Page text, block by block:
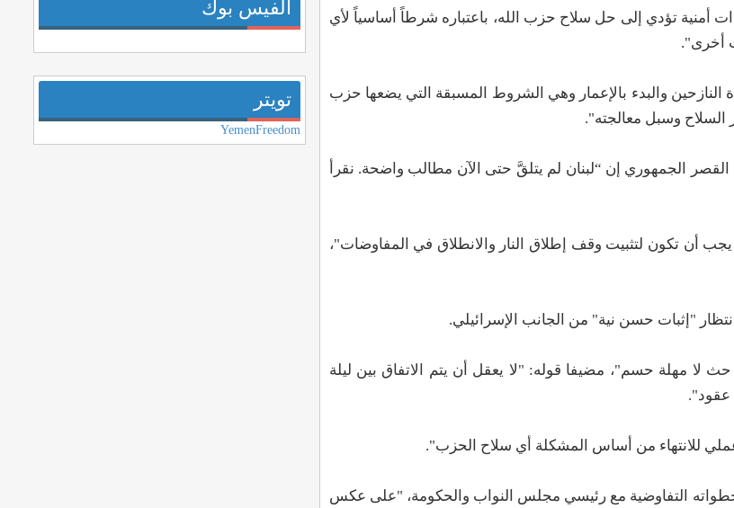
أمنية تؤدي إلى حل سلاح حزب الله، باعتباره شرطاً أساسياً لأي
أخرى".
والبدء بالإعمار وهي الشروط المسبقة التي يضعها حزب
السلاح وسبل معالجته".
القصر الجمهوري إن “لبنان لم يتلقَّ حتى الآن مطالب واضحة. نقرأ
أن تكون لتثبيت وقف إطلاق النار والانطلاق في المفاوضات"،
"إثبات حسن نية" من الجانب الإسرائيلي.
لا مهلة حسم"، مضيفا قوله: "لا يعقل أن يتم الاتفاق بين ليلة
عقود".
للانتهاء من أساس المشكلة أي سلاح الحزب".
خطواته التفاوضية مع رئيسي مجلس النواب والحكومة، "على عكس
الفيس بوك
تويتر
YemenFreedom